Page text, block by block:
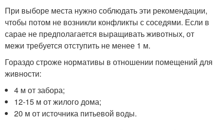
При выборе места нужно соблюдать эти рекомендации,
чтобы потом не возникли конфликты с соседями. Если в
сарае не предполагается выращивать животных, от
межи требуется отступить не менее 1 м.
Гораздо строже нормативы в отношении помещений для
живности:
4 м от забора;
12-15 м от жилого дома;
20 м от источника питьевой воды.